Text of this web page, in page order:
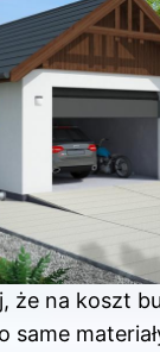
że na koszt
same